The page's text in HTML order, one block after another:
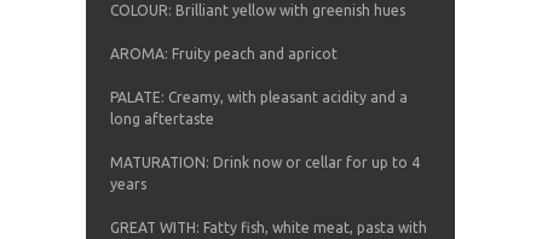
COLOUR: Brilliant yellow with greenish hues
AROMA: Fruity peach and apricot
PALATE: Creamy, with pleasant acidity and a
long aftertaste
MATURATION: Drink now or cellar for up to 4
years
GREAT WITH: Fatty fish, white meat, pasta with